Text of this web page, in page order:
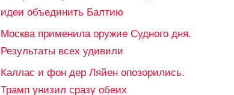
идеи объединить Балтию
Москва применила оружие Судного дня.
Результаты всех удивили
Каллас и фон дер Ляйен опозорились.
Трамп унизил сразу обеих